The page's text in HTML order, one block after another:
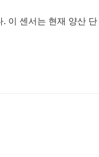
이 센서는 현재 양산 단